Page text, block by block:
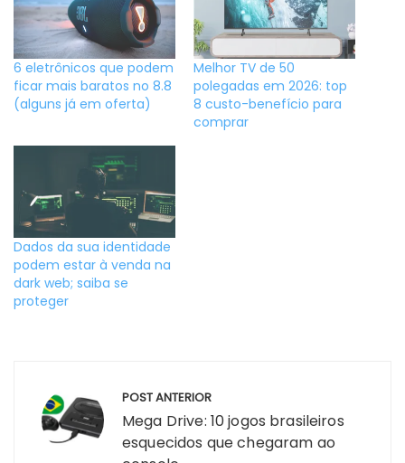
6 eletrônicos que podem
ficar mais baratos no 8.8
(alguns já em oferta)
Melhor TV de 50
polegadas em 2026: top
8 custo-benefício para
comprar
Dados da sua identidade
podem estar à venda na
dark web; saiba se
proteger
de
Post
POST ANTERIOR
Mega Drive: 10 jogos brasileiros
esquecidos que chegaram ao